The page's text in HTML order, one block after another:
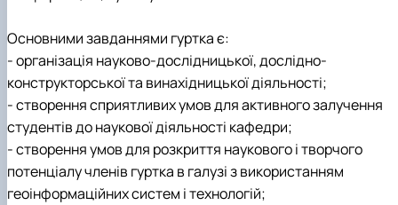
Основними завданнями гуртка є:
- організація науково-дослідницької, дослідно-
конструкторської та винахідницької діяльності;
- створення сприятливих умов для активного залучення
студентів до наукової діяльності кафедри;
- створення умов для розкриття наукового і творчого
потенціалу членів гуртка в галузі з використанням
геоінформаційних систем і технологій;